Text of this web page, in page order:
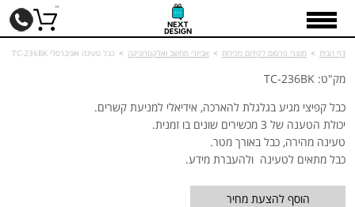
דף הבית > מוצרי פרסום לקידום מכירות > אביזרי מחשב ואלקטרוניקה > כבל טעינה אוניברסלי TC-236BK
מק"ט: TC-236BK
כבל קפיצי מגיע בגלגלת להארכה, אידיאלי למניעת קשרים.
יכולת הטענה של 3 מכשירים שונים בו זמנית.
טעינה מהירה, כבל באורך מטר.
כבל מתאים לטעינה ולהעברת מידע.
הוסף להצעת מחיר